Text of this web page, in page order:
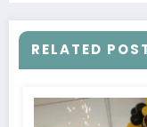
RELATED